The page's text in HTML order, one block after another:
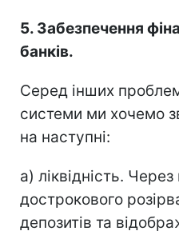
5. Забезпечення
банків.
Серед інших
системи ми хочемо
на наступні:
а) ліквідність.
дострокового
депозитів та